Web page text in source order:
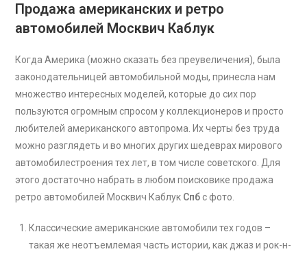
Продажа американских и ретро
автомобилей Москвич Каблук
Когда Америка (можно сказать без преувеличения), была
законодательницей автомобильной моды, принесла нам
множество интересных моделей, которые до сих пор
пользуются огромным спросом у коллекционеров и просто
любителей американского автопрома. Их черты без труда
можно разглядеть и во многих других шедеврах мирового
автомобилестроения тех лет, в том числе советского. Для
этого достаточно набрать в любом поисковике продажа
ретро автомобилей Москвич Каблук Спб с фото.
Классические американские автомобили тех годов –
такая же неотъемлемая часть истории, как джаз и рок-н-